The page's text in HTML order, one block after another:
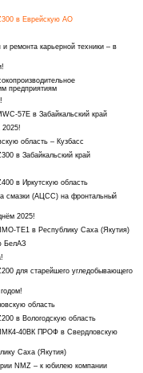
в Еврейскую АО
ремонта карьерной техники – в
предприятиям
57E в Забайкальский край
2025!
область – Кузбасс
в Забайкальский край
в Иркутскую область
смазки (АЦСС) на фронтальный
2025!
TE1 в Республику Саха (Якутия)
БелАЗ
для старейшего угледобывающего
область
в Вологодскую область
40ВК ПРОФ в Свердловскую
Саха (Якутия)
NMZ – к юбилею компании